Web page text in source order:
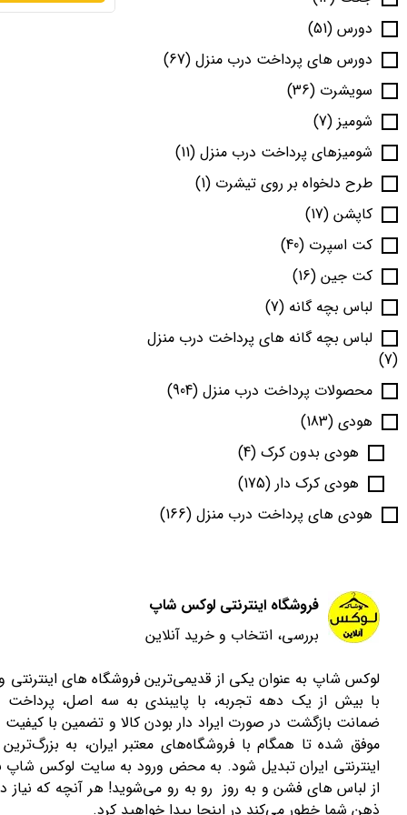
دورس (51)
دورس های پرداخت درب منزل (67)
سویشرت (36)
شومیز (7)
شومیزهای پرداخت درب منزل (11)
طرح دلخواه بر روی تیشرت (1)
کاپشن (17)
کت اسپرت (40)
کت جین (16)
لباس بچه گانه (7)
لباس بچه گانه های پرداخت درب منزل
(7)
محصولات پرداخت درب منزل (904)
هودی (183)
هودی بدون کرک (4)
هودی کرک دار (175)
هودی های پرداخت درب منزل (166)
فروشگاه اینترنتی لوکس شاپ
بررسی، انتخاب و خرید آنلاین
لوکس شاپ به عنوان یکی از قدیمی‌ترین فروشگاه های
با بیش از یک دهه تجربه، با پایبندی به سه اصل،
ضمانت بازگشت در صورت ایراد دار بودن کالا و تضمین با کیفیت
موفق شده تا همگام با فروشگاه‌های معتبر ایران، به
اینترنتی ایران تبدیل شود. به محض ورود به سایت لوکس شاپ
از لباس های فشن و به روز رو به رو می‌شوید! هر آنچه که نیاز
ذهن شما خطور می‌کند در اینجا پیدا خواهید کرد.